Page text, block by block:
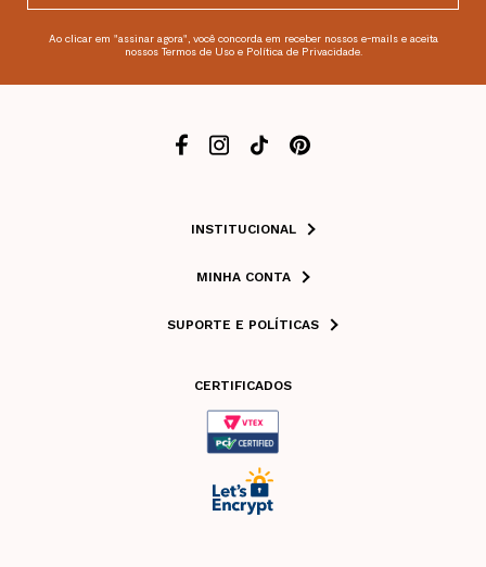
Ao clicar em "assinar agora", você concorda em receber nossos e-mails e aceita
nossos Termos de Uso e Política de Privacidade.
INSTITUCIONAL
MINHA CONTA
SUPORTE E POLÍTICAS
CERTIFICADOS